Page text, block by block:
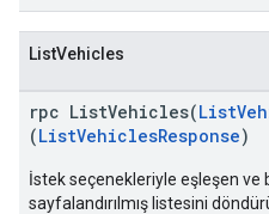
ListVehicles
rpc ListVehicles(
(ListVehiclesResponse)
İstek seçenekleriyle eşleşen ve
sayfalandırılmış listesini